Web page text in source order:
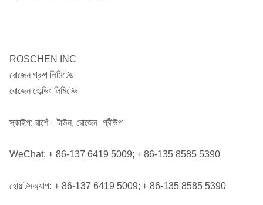
ROSCHEN INC
রোজেন গ্রুপ লিমিটেড
রোজেন হোল্ডিং লিমিটেড
স্কাইপ: রাশেঁ। টাউন, রোজেন_গ্রীউপ
WeChat: + 86-137 6419 5009; + 86-135 8585 5390
হোয়াটসঅ্যাপ: + 86-137 6419 5009; + 86-135 8585 5390